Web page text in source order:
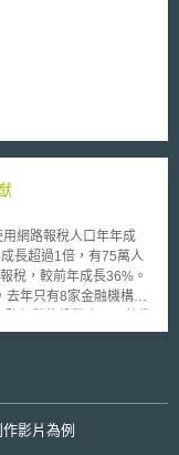
進。
網路報稅人口年年成
長超過1倍，有75萬人
稅，較前年成長36%。
年只有8家金融機構提
控、國泰、新光人壽等
綜合所得稅網路結算申
93年度「夫、妻、未成
收執聯保存，完成報稅
影片為例